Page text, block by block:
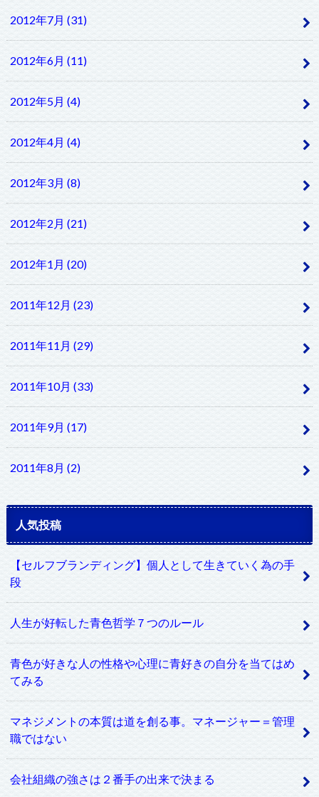
2012年7月 (31)
2012年6月 (11)
2012年5月 (4)
2012年4月 (4)
2012年3月 (8)
2012年2月 (21)
2012年1月 (20)
2011年12月 (23)
2011年11月 (29)
2011年10月 (33)
2011年9月 (17)
2011年8月 (2)
人気投稿
【セルフブランディング】個人として生きていく為の手
段
人生が好転した青色哲学７つのルール
青色が好きな人の性格や心理に青好きの自分を当てはめ
てみる
マネジメントの本質は道を創る事。マネージャー＝管理
職ではない
会社組織の強さは２番手の出来で決まる